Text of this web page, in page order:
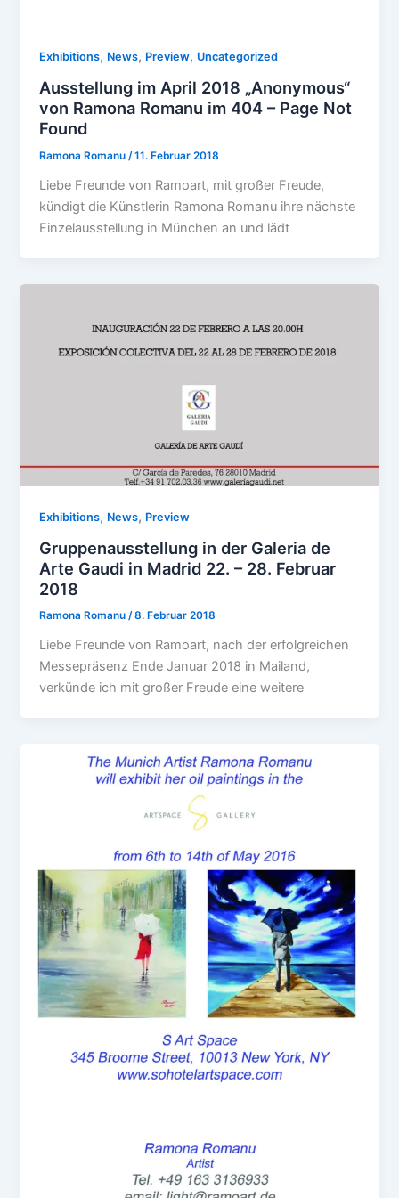
Exhibitions, News, Preview, Uncategorized
Ausstellung im April 2018 „Anonymous“
von Ramona Romanu im 404 – Page Not
Found
Ramona Romanu/11. Februar 2018
Liebe Freunde von Ramoart, mit großer Freude,
kündigt die Künstlerin Ramona Romanu ihre nächste
Einzelausstellung in München an und lädt
Exhibitions, News, Preview
Gruppenausstellung in der Galeria de
Arte Gaudi in Madrid 22. – 28. Februar
2018
Ramona Romanu/8. Februar 2018
Liebe Freunde von Ramoart, nach der erfolgreichen
Messepräsenz Ende Januar 2018 in Mailand,
verkünde ich mit großer Freude eine weitere